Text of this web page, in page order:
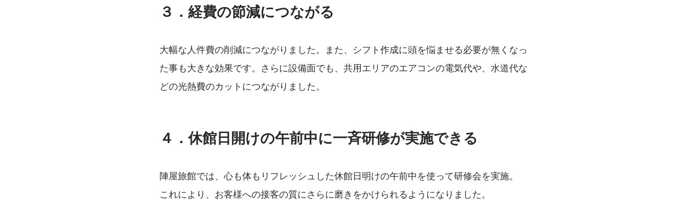
３．経費の節減につながる
大幅な人件費の削減につながりました。また、シフト作成に頭を悩ませる必要が無くなっ
た事も大きな効果です。さらに設備面でも、共用エリアのエアコンの電気代や、水道代な
どの光熱費のカットにつながりました。
４．休館日開けの午前中に一斉研修が実施できる
陣屋旅館では、心も体もリフレッシュした休館日明けの午前中を使って研修会を実施。
これにより、お客様への接客の質にさらに磨きをかけられるようになりました。